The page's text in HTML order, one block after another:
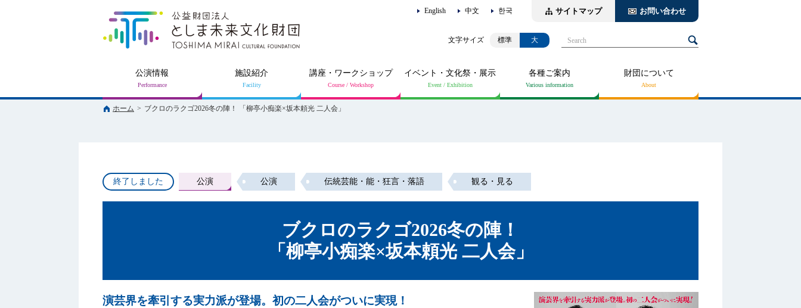
English 中文 한국 サイトマップ お問い合わせ
標準 大 Search
公演情報 施設紹介 講座・ワークショップ イベント・文化祭・展示 各種ご案内 財団について
ホーム > ブクロのラクゴ2026冬の陣！ 「柳亭小痴楽×坂本頼光 二人会」
終了しました 公演 公演 伝統芸能・能・狂言・落語 観る・見る
ブクロのラクゴ2026冬の陣！
「柳亭小痴楽×坂本頼光 二人会」
演芸界を牽引する実力派が登場。初の二人会がついに実現！